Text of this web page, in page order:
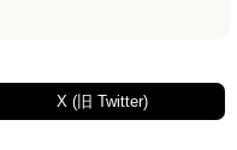
X (旧 Twitter)